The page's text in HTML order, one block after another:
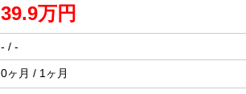
39.9万円
- / -
0ヶ月 / 1ヶ月